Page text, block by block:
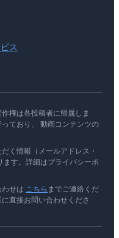
ス
権は各投稿者に帰属しま
ており、 動画コンテンツの
く情報（メールアドレス・
ます。詳細はプライバシーポ
せは こちら までご連絡くだ
直接お問い合わせくださ